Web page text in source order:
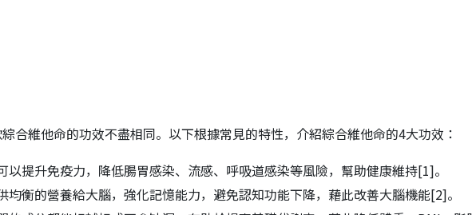
合維他命的功效不盡相同。以下根據常見的特性，介紹綜合維他命的4大功效：
以提升免疫力，降低腸胃感染、流感、呼吸道感染等風險，幫助健康維持[1]。
均衡的營養給大腦，強化記憶能力，避免認知功能下降，藉此改善大腦機能[2]。